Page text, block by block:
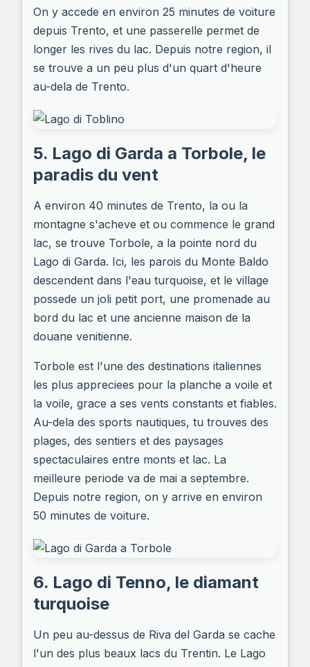
On y accede en environ 25 minutes de voiture
depuis Trento, et une passerelle permet de
longer les rives du lac. Depuis notre region, il
se trouve a un peu plus d'un quart d'heure
au-dela de Trento.
5. Lago di Garda a Torbole, le
paradis du vent
A environ 40 minutes de Trento, la ou la
montagne s'acheve et ou commence le grand
lac, se trouve Torbole, a la pointe nord du
Lago di Garda. Ici, les parois du Monte Baldo
descendent dans l'eau turquoise, et le village
possede un joli petit port, une promenade au
bord du lac et une ancienne maison de la
douane venitienne.
Torbole est l'une des destinations italiennes
les plus appreciees pour la planche a voile et
la voile, grace a ses vents constants et fiables.
Au-dela des sports nautiques, tu trouves des
plages, des sentiers et des paysages
spectaculaires entre monts et lac. La
meilleure periode va de mai a septembre.
Depuis notre region, on y arrive en environ
50 minutes de voiture.
6. Lago di Tenno, le diamant
turquoise
Un peu au-dessus de Riva del Garda se cache
l'un des plus beaux lacs du Trentin. Le Lago